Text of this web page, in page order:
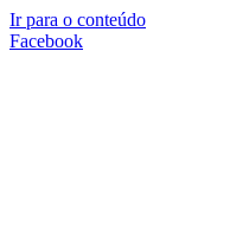
Ir para o conteúdo
Facebook